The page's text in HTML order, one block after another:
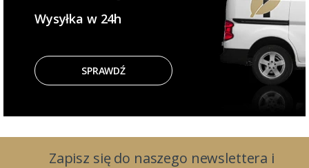
Wysyłka w 24h
SPRAWDŹ
Zapisz się do naszego newslettera i